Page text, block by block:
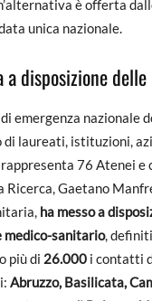
è offerta
unica nazionale.
a disposizione
emergenza
laureati, istituzioni,
76 Atenei e
Ricerca, Gaetano
ha messo a
medico-sanitario,
più di 26.000 i contatti
Abruzzo, Basilicata,